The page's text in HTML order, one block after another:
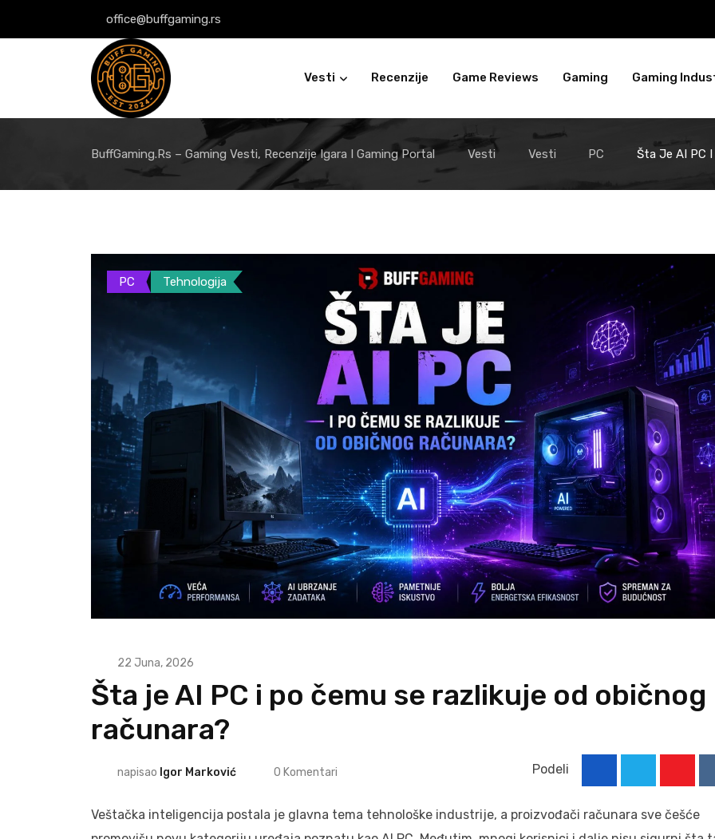
to
office@buffgaming.rs
Vesti Recenzije Game Reviews Gaming Gaming
BuffGaming.rs – Gaming Vesti, Recenzije Igara I Gaming Portal Vesti Vesti PC Šta Je AI PC I
PC Tehnologija
22 Juna, 2026
Šta je AI PC i po čemu se razlikuje od običnog
računara?
napisao Igor Marković 0 Komentari Podeli
Veštačka inteligencija postala je glavna tema tehnološke industrije, a proizvođači računara sve češće